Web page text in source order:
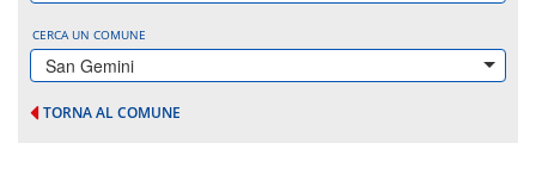
CERCA UN COMUNE
San Gemini
TORNA AL COMUNE